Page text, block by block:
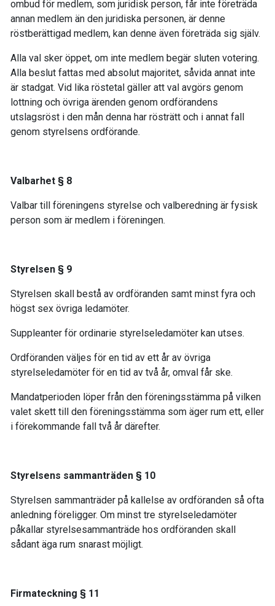
ombud för medlem, som juridisk person, får inte företräda
annan medlem än den juridiska personen, är denne
röstberättigad medlem, kan denne även företräda sig själv.
Alla val sker öppet, om inte medlem begär sluten votering.
Alla beslut fattas med absolut majoritet, såvida annat inte
är stadgat. Vid lika röstetal gäller att val avgörs genom
lottning och övriga ärenden genom ordförandens
utslagsröst i den mån denna har rösträtt och i annat fall
genom styrelsens ordförande.
Valbarhet § 8
Valbar till föreningens styrelse och valberedning är fysisk
person som är medlem i föreningen.
Styrelsen § 9
Styrelsen skall bestå av ordföranden samt minst fyra och
högst sex övriga ledamöter.
Suppleanter för ordinarie styrelseledamöter kan utses.
Ordföranden väljes för en tid av ett år av övriga
styrelseledamöter för en tid av två år, omval får ske.
Mandatperioden löper från den föreningsstämma på vilken
valet skett till den föreningsstämma som äger rum ett, eller
i förekommande fall två år därefter.
Styrelsens sammanträden § 10
Styrelsen sammanträder på kallelse av ordföranden så ofta
anledning föreligger. Om minst tre styrelseledamöter
påkallar styrelsesammanträde hos ordföranden skall
sådant äga rum snarast möjligt.
Firmateckning § 11